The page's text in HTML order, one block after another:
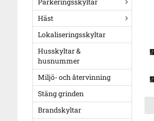
Häst
Lokaliseringsskyltar
Husskyltar &
husnummer
Miljö- och återvinning
Stäng grinden
Brandskyltar